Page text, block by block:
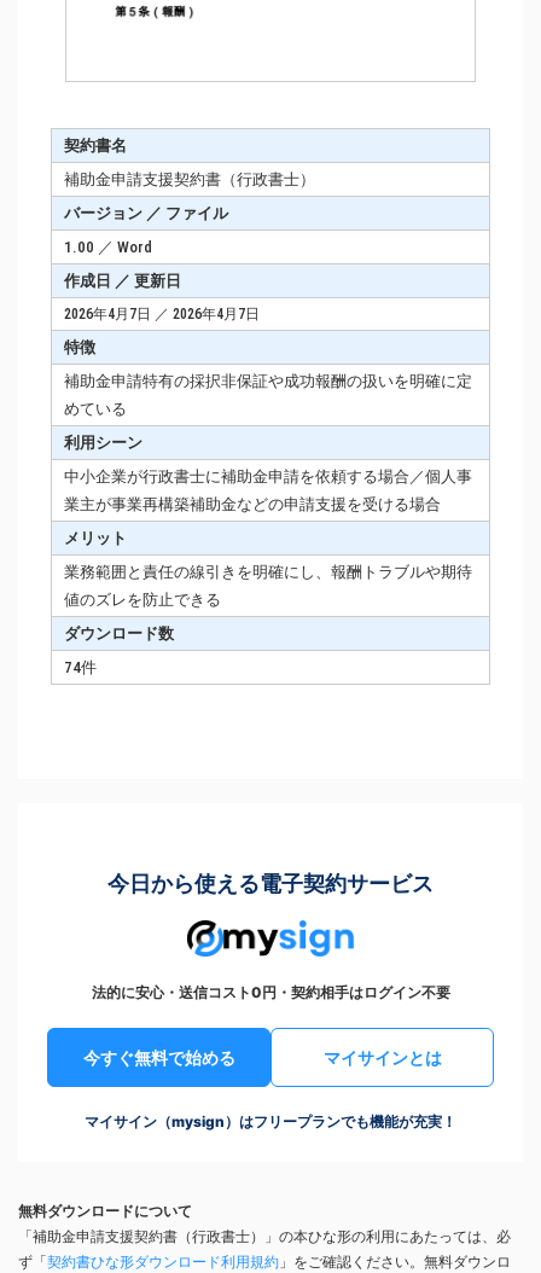
契約書名
補助金申請支援契約書（行政書士）
バージョン ／ ファイル
1.00 ／ Word
作成日 ／ 更新日
2026年4月7日 ／ 2026年4月7日
特徴
補助金申請特有の採択非保証や成功報酬の扱いを明確に定
めている
利用シーン
中小企業が行政書士に補助金申請を依頼する場合／個人事
業主が事業再構築補助金などの申請支援を受ける場合
メリット
業務範囲と責任の線引きを明確にし、報酬トラブルや期待
値のズレを防止できる
ダウンロード数
74件
今日から使える電子契約サービス
法的に安心・送信コスト0円・契約相手はログイン不要
今すぐ無料で始める マイサインとは
マイサイン（mysign）はフリープランでも機能が充実！
無料ダウンロードについて
「補助金申請支援契約書（行政書士）」の本ひな形の利用にあたっては、必
ず「契約書ひな形ダウンロード利用規約 」をご確認ください。無料ダウンロ